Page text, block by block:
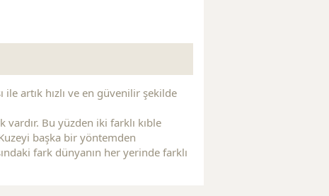
ile artık hızlı ve en güvenilir şekilde
vardır. Bu yüzden iki farklı kıble
Kuzeyi başka bir yöntemden
fark dünyanın her yerinde farklı